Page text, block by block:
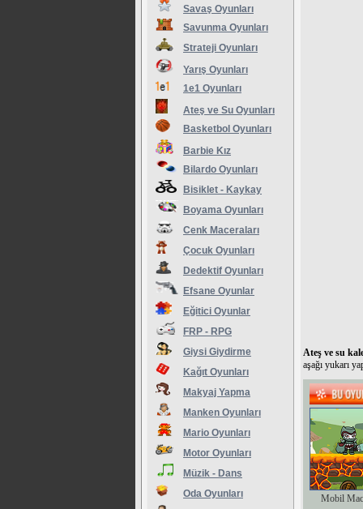
Savaş Oyunları
Savunma Oyunları
Strateji Oyunları
Yarış Oyunları
1e1 Oyunları
Ateş ve Su Oyunları
Basketbol Oyunları
Barbie Kız
Bilardo Oyunları
Bisiklet - Kaykay
Boyama Oyunları
Cenk Maceraları
Çocuk Oyunları
Dedektif Oyunları
Efsane Oyunlar
Eğitici Oyunlar
FRP - RPG
Giysi Giydirme
Kağıt Oyunları
Makyaj Yapma
Manken Oyunları
Mario Oyunları
Motor Oyunları
Müzik - Dans
Oda Oyunları
Ateş ve su
aşağı yukarı
Mobil